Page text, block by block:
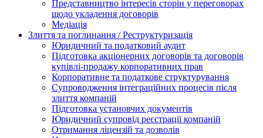
Представництво інтересів сторін у переговорах
щодо укладення договорів
Медіація
Злиття та поглинання / Реструктуризація
Юридичний та податковий аудит
Підготовка акціонерних договорів та договорів
купівлі-продажу корпоративних прав
Корпоративне та податкове структурування
Супроводження інтеграційних процесів після
злиття компаній
Підготовка установчих документів
Юридичний супровід реєстрації компаній
Отримання ліцензій та дозволів